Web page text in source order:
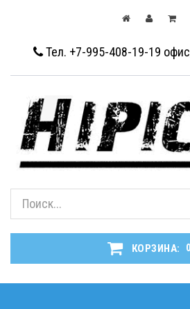
Тел. +7-995-408-19-19
КОРЗИНА: 0